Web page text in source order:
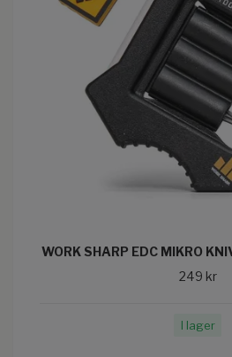
WORK SHARP EDC MIKRO
249 kr
I lager